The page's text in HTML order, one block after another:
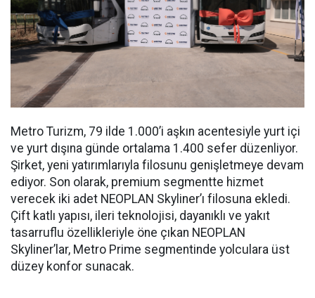
Metro Turizm, 79 ilde 1.000’i aşkın acentesiyle yurt içi
ve yurt dışına günde ortalama 1.400 sefer düzenliyor.
Şirket, yeni yatırımlarıyla filosunu genişletmeye devam
ediyor. Son olarak, premium segmentte hizmet
verecek iki adet NEOPLAN Skyliner’ı filosuna ekledi.
Çift katlı yapısı, ileri teknolojisi, dayanıklı ve yakıt
tasarruflu özellikleriyle öne çıkan NEOPLAN
Skyliner’lar, Metro Prime segmentinde yolculara üst
düzey konfor sunacak.